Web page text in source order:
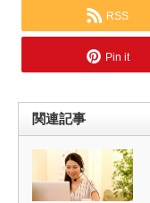
RSS
Pin it
関連記事